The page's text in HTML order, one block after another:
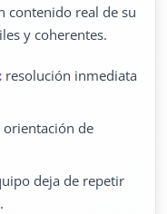
contenido real de su
y coherentes.
resolución inmediata
orientación de
deja de repetir